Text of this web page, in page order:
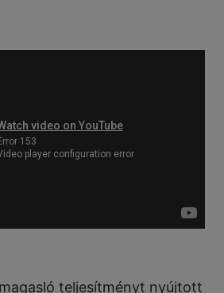
teljesítményt nyújtott